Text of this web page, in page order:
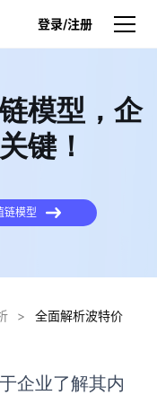
登录/注册
模型，企
键！
链模型
>
全面解析波特价
企业了解其内